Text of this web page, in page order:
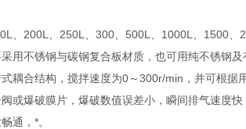
、200L、250L、300、500L、1000L、1500
用不锈钢与碳钢复合板材质，也可用纯不锈钢及
耦合结构，搅拌速度为0～300r/min，并可根据
或爆破膜片，爆破数值误差小，瞬间排气速度
通，*。